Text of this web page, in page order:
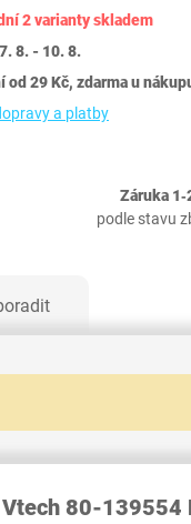
2 varianty skladem
8. - 10. 8.
od 29 Kč, zdarma u
a platby
Záruka
podle stavu
80-139554